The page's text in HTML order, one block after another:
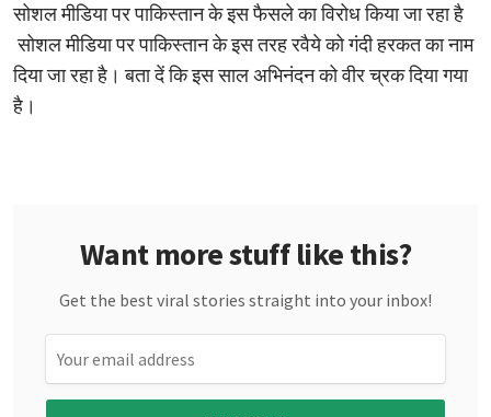
सोशल मीडिया पर पाकिस्तान के इस फैसले का विरोध किया जा रहा है
सोशल मीडिया पर पाकिस्तान के इस तरह रवैये को गंदी हरकत का नाम
दिया जा रहा है। बता दें कि इस साल अभिनंदन को वीर च्रक दिया गया
है।
Want more stuff like this?
Get the best viral stories straight into your inbox!